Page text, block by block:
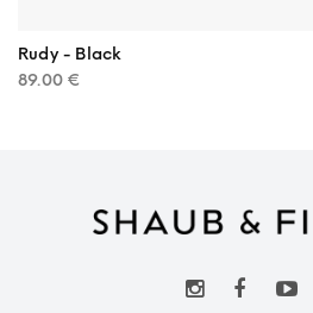
Rudy - Black
89.00€